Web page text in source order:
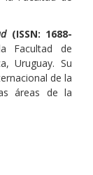
(ISSN: 1688-
Facultad de
Uruguay. Su
de la
áreas de la